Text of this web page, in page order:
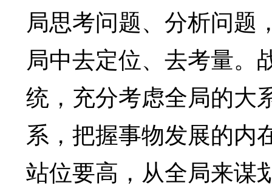
局思考问题、分析问题
局中去定位、去考量。
统，充分考虑全局的大
系，把握事物发展的内
站位要高，从全局来谋